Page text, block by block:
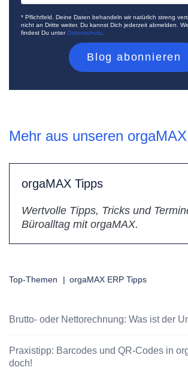
* Pflichtfeld. Deine Daten behandeln wir natürlich streng
nicht an Dritte weiter. Du kannst Dich jederzeit abmelden.
findest Du unterDatenschutz
Mehr aus unseren
orgaMAX Tipps
Wertvolle Tipps, Tricks und
Büroalltag mit orgaMAX.
Top-Themen | orgaMAX ERP Tipps
Brutto- oder Nettorechnung: Was ist der
Praxistipp: Barcodes und QR-Codes in
doch!